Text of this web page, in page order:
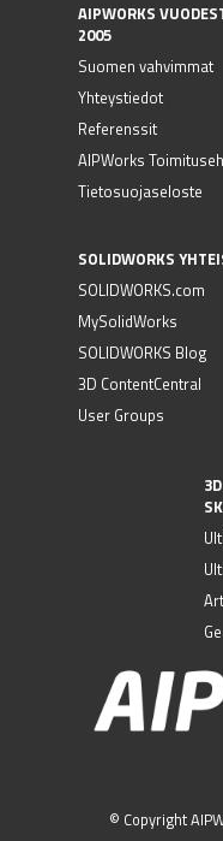
AIPWORKS
2005
Suomen vahvimmat
Yhteystiedot
Referenssit
AIPWorks
Tietosuojaseloste
SOLIDWORKS
SOLIDWORKS.com
MySolidWorks
SOLIDWORKS Blog
3D ContentCentral
User Groups
© Copyright